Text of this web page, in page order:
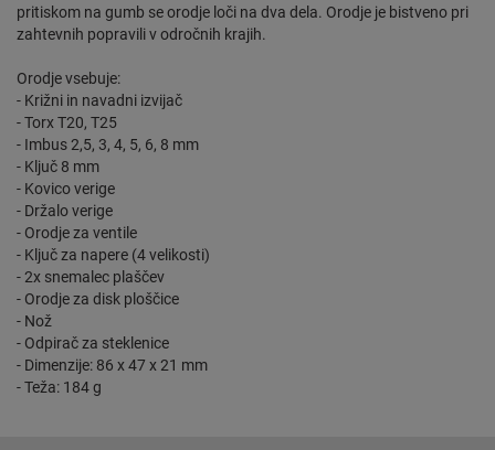
pritiskom na gumb se orodje loči na dva dela. Orodje je bistveno pri
zahtevnih popravili v odročnih krajih.
Orodje vsebuje:
- Križni in navadni izvijač
- Torx T20, T25
- Imbus 2,5, 3, 4, 5, 6, 8 mm
- Ključ 8 mm
- Kovico verige
- Držalo verige
- Orodje za ventile
- Ključ za napere (4 velikosti)
- 2x snemalec plaščev
- Orodje za disk ploščice
- Nož
- Odpirač za steklenice
- Dimenzije: 86 x 47 x 21 mm
- Teža: 184 g